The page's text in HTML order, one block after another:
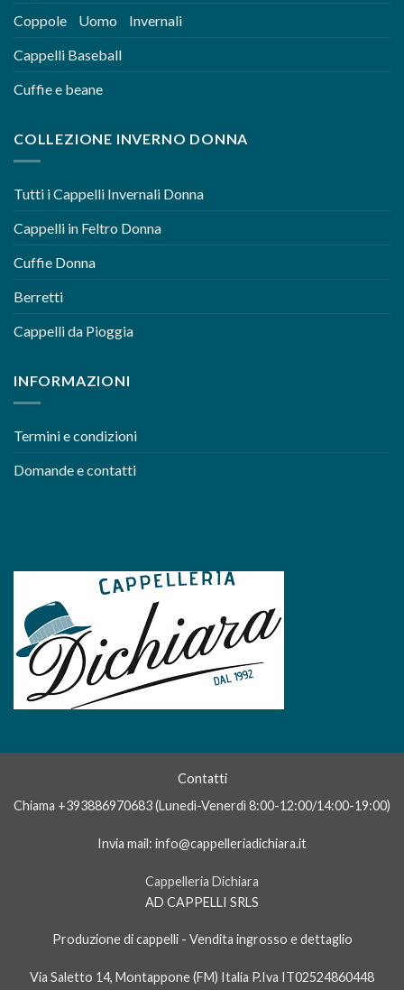
Coppole Uomo Invernali
Cappelli Baseball
Cuffie e beane
COLLEZIONE INVERNO DONNA
Tutti i Cappelli Invernali Donna
Cappelli in Feltro Donna
Cuffie Donna
Berretti
Cappelli da Pioggia
INFORMAZIONI
Termini e condizioni
Domande e contatti
In genere rispondiamo dopo qualche
Contatti
Chiama +393886970683 (Lunedì-Venerdì 8:00-12:00/14:00-19:00)
Invia mail: info@cappelleriadichiara.it
Cappelleria Dichiara
AD CAPPELLI SRLS
Produzione di cappelli - Vendita ingrosso e dettaglio
Via Saletto 14, Montappone (FM) Italia P.Iva IT02524860448